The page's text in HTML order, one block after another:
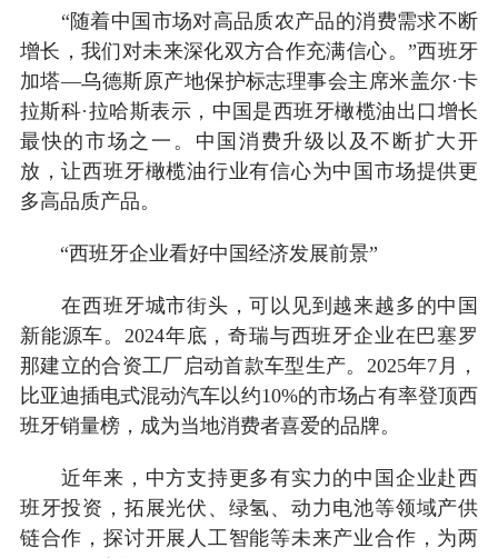
“随着中国市场对高品质农产品的消费需求不断
增长，我们对未来深化双方合作充满信心。”西班牙
加塔—乌德斯原产地保护标志理事会主席米盖尔·卡
拉斯科·拉哈斯表示，中国是西班牙橄榄油出口增长
最快的市场之一。中国消费升级以及不断扩大开
放，让西班牙橄榄油行业有信心为中国市场提供更
多高品质产品。
“西班牙企业看好中国经济发展前景”
在西班牙城市街头，可以见到越来越多的中国
新能源车。2024年底，奇瑞与西班牙企业在巴塞罗
那建立的合资工厂启动首款车型生产。2025年7月，
比亚迪插电式混动汽车以约10%的市场占有率登顶西
班牙销量榜，成为当地消费者喜爱的品牌。
近年来，中方支持更多有实力的中国企业赴西
班牙投资，拓展光伏、绿氢、动力电池等领域产供
链合作，探讨开展人工智能等未来产业合作，为两